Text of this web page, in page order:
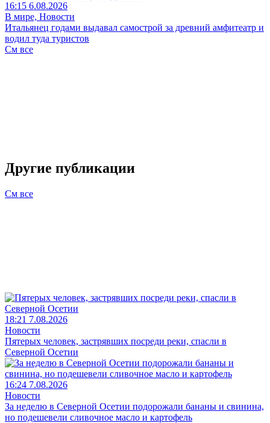
16:15 6.08.2026
В мире, Новости
Итальянец годами выдавал самострой за древний амфитеатр и
водил туда туристов
См все
Другие публикации
См все
18:21 7.08.2026
Новости
Пятерых человек, застрявших посреди реки, спасли в
Северной Осетии
16:24 7.08.2026
Новости
За неделю в Северной Осетии подорожали бананы и свинина,
но подешевели сливочное масло и картофель